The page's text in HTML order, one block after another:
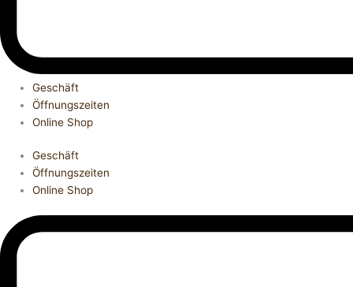
Geschäft
Öffnungszeiten
Online Shop
Geschäft
Öffnungszeiten
Online Shop